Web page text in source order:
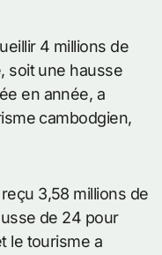
4 millions de
soit une hausse
en année, a
cambodgien,
3,58 millions de
de 24 pour
le tourisme a